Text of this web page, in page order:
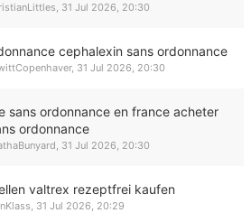
, 31 Jul 2026, 20:30
cephalexin sans ordonnance
, 31 Jul 2026, 20:30
sans ordonnance en france acheter
ordonnance
, 31 Jul 2026, 20:30
valtrex rezeptfrei kaufen
, 31 Jul 2026, 20:29